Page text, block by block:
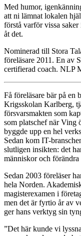
Med humor,
att ni lämnat lokalen
förstå varför vissa
åt det.
Nominerad till Stora
föreläsare 2011. En av
certifierad coach. NLP
Få föreläsare bär på
Krigsskolan Karlberg,
försvarsmakten som
som platschef när Ving
byggde upp en hel
Sedan kom IT-
slutligen insikten: det
människor och förändra
Sedan 2003 föreläser
hela Norden.
magisterexamen i
men det är fyrtio år av
ger hans verktyg sin
”Det här kunde vi